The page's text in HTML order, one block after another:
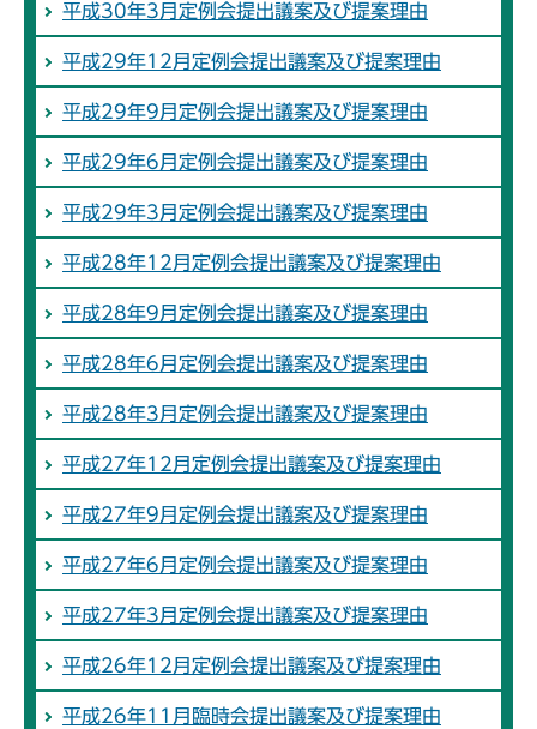
平成30年3月定例会提出議案及び提案理由
平成29年12月定例会提出議案及び提案理由
平成29年9月定例会提出議案及び提案理由
平成29年6月定例会提出議案及び提案理由
平成29年3月定例会提出議案及び提案理由
平成28年12月定例会提出議案及び提案理由
平成28年9月定例会提出議案及び提案理由
平成28年6月定例会提出議案及び提案理由
平成28年3月定例会提出議案及び提案理由
平成27年12月定例会提出議案及び提案理由
平成27年9月定例会提出議案及び提案理由
平成27年6月定例会提出議案及び提案理由
平成27年3月定例会提出議案及び提案理由
平成26年12月定例会提出議案及び提案理由
平成26年11月臨時会提出議案及び提案理由